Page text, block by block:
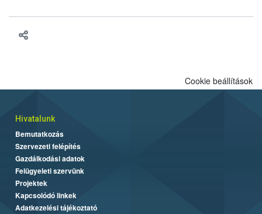
Cookie beállítások
Hivatalunk
Bemutatkozás
Szervezeti felépítés
Gazdálkodási adatok
Felügyeleti szervünk
Projektek
Kapcsolódó linkek
Adatkezelési tájékoztató